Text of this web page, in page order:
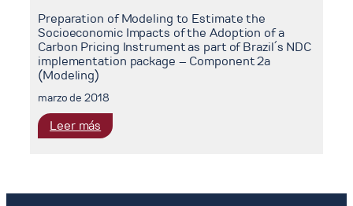
policy
making
–
Navigate
P&D
sobre
Modernização
Tarifas
de
Distribuição
de
Preparation of Modeling to Estimate the
Socioeconomic Impacts of the Adoption of a
Carbon Pricing Instrument as part of Brazil´s NDC
implementation package – Component 2a
(Modeling)
marzo de 2018
Leer más
Preparation
to